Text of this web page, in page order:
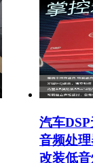
汽车
音频处
改装低